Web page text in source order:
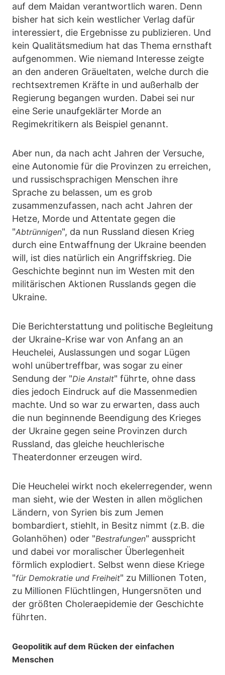
auf dem Maidan verantwortlich waren. Denn
bisher hat sich kein westlicher Verlag dafür
interessiert, die Ergebnisse zu publizieren. Und
kein Qualitätsmedium hat das Thema ernsthaft
aufgenommen. Wie niemand Interesse zeigte
an den anderen Gräueltaten, welche durch die
rechtsextremen Kräfte in und außerhalb der
Regierung begangen wurden. Dabei sei nur
eine Serie unaufgeklärter Morde an
Regimekritikern als Beispiel genannt.
Aber nun, da nach acht Jahren der Versuche,
eine Autonomie für die Provinzen zu erreichen,
und russischsprachigen Menschen ihre
Sprache zu belassen, um es grob
zusammenzufassen, nach acht Jahren der
Hetze, Morde und Attentate gegen die
"Abtrünnigen", da nun Russland diesen Krieg
durch eine Entwaffnung der Ukraine beenden
will, ist dies natürlich ein Angriffskrieg. Die
Geschichte beginnt nun im Westen mit den
militärischen Aktionen Russlands gegen die
Ukraine.
Die Berichterstattung und politische Begleitung
der Ukraine-Krise war von Anfang an an
Heuchelei, Auslassungen und sogar Lügen
wohl unübertreffbar, was sogar zu einer
Sendung der "Die Anstalt" führte, ohne dass
dies jedoch Eindruck auf die Massenmedien
machte. Und so war zu erwarten, dass auch
die nun beginnende Beendigung des Krieges
der Ukraine gegen seine Provinzen durch
Russland, das gleiche heuchlerische
Theaterdonner erzeugen wird.
Die Heuchelei wirkt noch ekelerregender, wenn
man sieht, wie der Westen in allen möglichen
Ländern, von Syrien bis zum Jemen
bombardiert, stiehlt, in Besitz nimmt (z.B. die
Golanhöhen) oder "Bestrafungen" ausspricht
und dabei vor moralischer Überlegenheit
förmlich explodiert. Selbst wenn diese Kriege
"für Demokratie und Freiheit" zu Millionen Toten,
zu Millionen Flüchtlingen, Hungersnöten und
der größten Choleraepidemie der Geschichte
führten.
Geopolitik auf dem Rücken der einfachen
Menschen